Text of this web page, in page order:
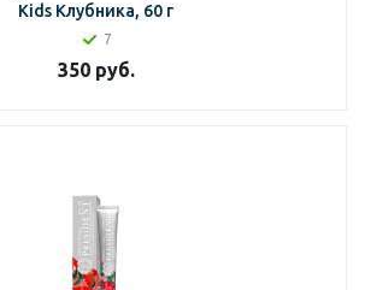
Kids Клубника, 60 г
7
350руб.